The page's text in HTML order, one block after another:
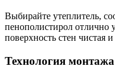
Выбирайте утеплитель,
пенополистирол отлично
поверхность стен чистая
Технология монтажа